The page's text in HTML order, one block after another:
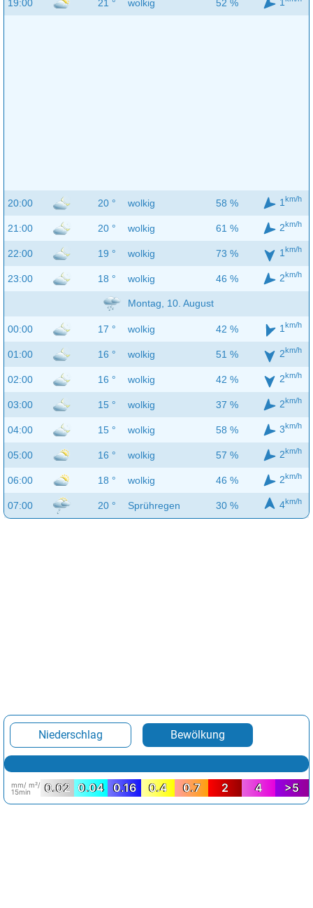
19:00 21 ° wolkig 52 %
20:00 20 ° wolkig 58 % 1 km/h
21:00 20 ° wolkig 61 % 2km/h
22:00 19 ° wolkig 73 % 1 km/h
23:00 18 ° wolkig 46 % 2km/h
Montag, 10. August
00:00 17 ° wolkig 42 % 1 km/h
01:00 16 ° wolkig 51 % 2km/h
02:00 16 ° wolkig 42 % 2km/h
03:00 15 ° wolkig 37 % 2km/h
04:00 15 ° wolkig 58 % 3km/h
05:00 16 ° wolkig 57 % 2km/h
06:00 18 ° wolkig 46 % 2km/h
07:00 20 ° Sprühregen 30 % 4km/h
Niederschlag Bewölkung
mm/ m²/
15min
0.02 0.04 0.16 0.4 0.7 2 4 >5